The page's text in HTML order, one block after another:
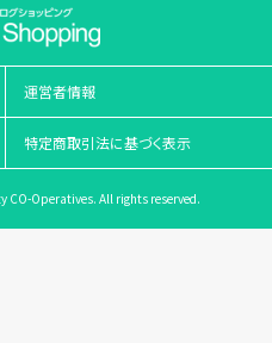
運営者情報
特定商取引法に基づく表示
CO-Operatives. All rights reserved.